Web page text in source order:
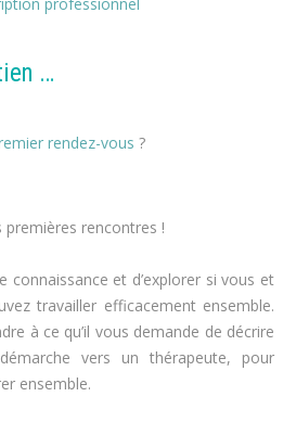
…
rendez-vous ?
rencontres !
connaissance et d’explorer si vous et
travailler efficacement ensemble.
à ce qu’il vous demande de décrire
vers un thérapeute, pour
ensemble.